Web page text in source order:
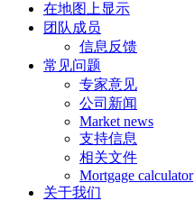
在地图上显示
团队成员
信息反馈
常见问题
专家意见
公司新闻
Market news
支持信息
相关文件
Mortgage calculator
关于我们